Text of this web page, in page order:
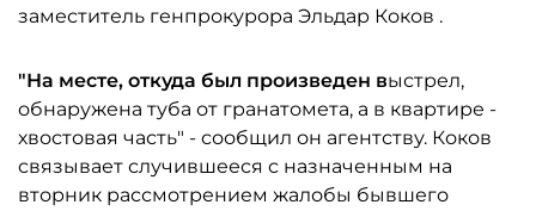
заместитель генпрокурора Эльдар Коков .
"На месте, откуда был произведен выстрел,
обнаружена туба от гранатомета, а в квартире -
хвостовая часть" - сообщил он агентству. Коков
связывает случившееся с назначенным на
вторник рассмотрением жалобы бывшего